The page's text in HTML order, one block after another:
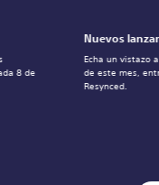
Nuevos
Echa un vistazo
de este mes,
Resynced.
8 de